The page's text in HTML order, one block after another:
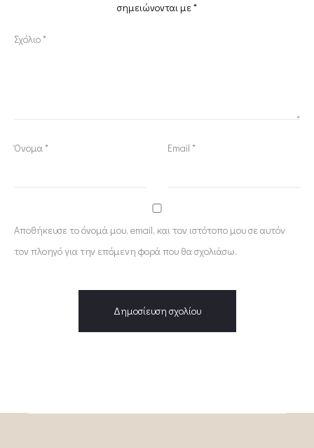
σημειώνονται με*
Σχόλιο*
Όνομα* Email *
Αποθήκευσε το όνομά μου, email, και τον ιστότοπο μου σε αυτόν
τον πλοηγό για την επόμενη φορά που θα σχολιάσω.